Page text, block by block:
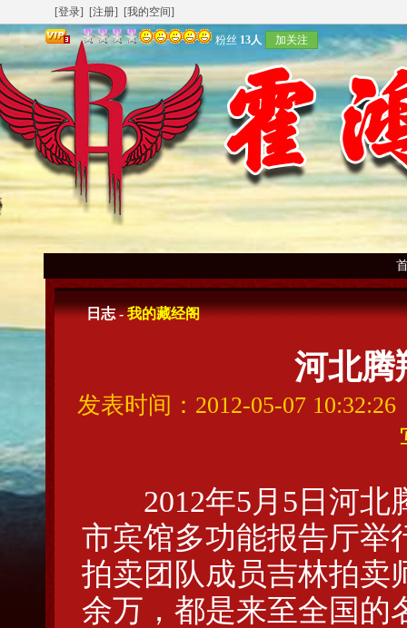
[登录] [注册] [我的空间]
粉丝 13人 加关注
日志 -我的藏经阁
河北腾
发表时间：2012-05-07
2012年5月5日河北
市宾馆多功能报告厅举
拍卖团队成员吉林拍卖
余万，都是来至全国的